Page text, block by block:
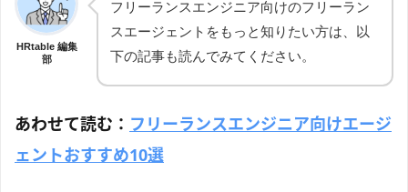
HRtable 編集
部
フリーランスエンジニア向けのフリーラン
スエージェントをもっと知りたい方は、以
下の記事も読んでみてください。
あわせて読む： フリーランスエンジニア向けエージ
ェントおすすめ10選